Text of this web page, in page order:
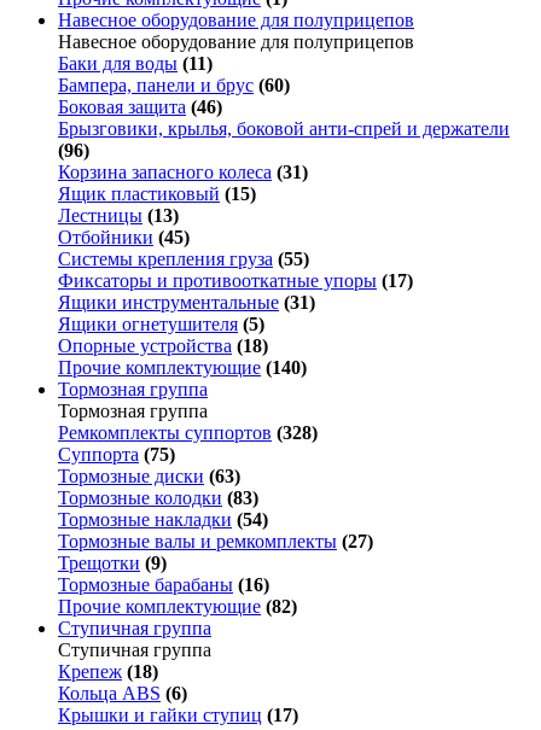
Навесное оборудование для полуприцепов
Навесное оборудование для полуприцепов
Баки для воды (11)
Бампера, панели и брус (60)
Боковая защита (46)
Брызговики, крылья, боковой анти-спрей и держатели
(96)
Корзина запасного колеса (31)
Ящик пластиковый (15)
Лестницы (13)
Отбойники (45)
Системы крепления груза (55)
Фиксаторы и противооткатные упоры (17)
Ящики инструментальные (31)
Ящики огнетушителя (5)
Опорные устройства (18)
Прочие комплектующие (140)
Тормозная группа
Тормозная группа
Ремкомплекты суппортов (328)
Суппорта (75)
Тормозные диски (63)
Тормозные колодки (83)
Тормозные накладки (54)
Тормозные валы и ремкомплекты (27)
Трещотки (9)
Тормозные барабаны (16)
Прочие комплектующие (82)
Ступичная группа
Ступичная группа
Крепеж (18)
Кольца ABS (6)
Крышки и гайки ступиц (17)